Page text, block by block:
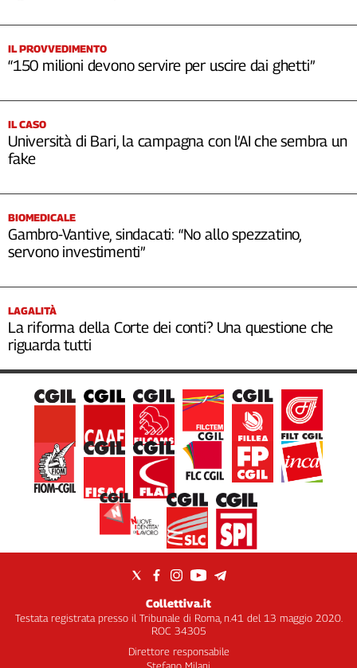
IL PROVVEDIMENTO
“150 milioni devono servire per uscire dai ghetti”
IL CASO
Università di Bari, la campagna con l’AI che sembra un
fake
BIOMEDICALE
Gambro-Vantive, sindacati: “No allo spezzatino,
servono investimenti”
LAGALITÀ
La riforma della Corte dei conti? Una questione che
riguarda tutti
Collettiva.it
Testata registrata presso il Tribunale di Roma, n.41 del 13 maggio 2020.
ROC 34305
Direttore responsabile